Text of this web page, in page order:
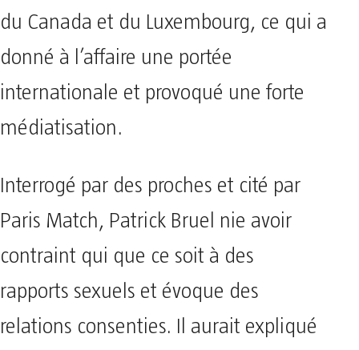
du Canada et du Luxembourg, ce qui a
donné à l’affaire une portée
internationale et provoqué une forte
médiatisation.
Interrogé par des proches et cité par
Paris Match, Patrick Bruel nie avoir
contraint qui que ce soit à des
rapports sexuels et évoque des
relations consenties. Il aurait expliqué